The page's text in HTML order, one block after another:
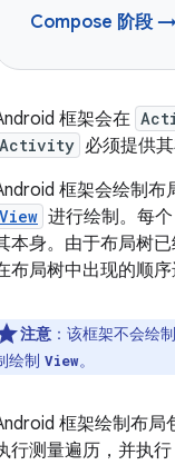
Compose 阶段 →
框架会在
Activity 必须提供
框架会绘制布
View 进行绘制。每个
本身。由于布局树
布局树中出现的顺序
注意 ：该框架不会绘
绘制 View。
框架绘制布局
行测量遍历，并执行